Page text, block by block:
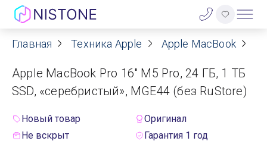
Акции
О нас
Договор оферты
Главная Техника Apple Apple MacBook
Apple MacBook Pro 16" M5 Pro, 24 ГБ, 1 ТБ
SSD, «серебристый», MGE44 (без RuStore)
Новый товар
Оригинал
Не вскрыт
Гарантия 1 год